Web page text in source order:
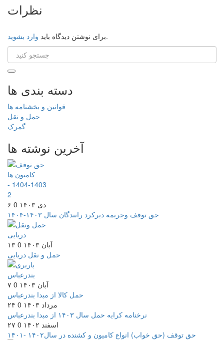
نظرات
برای نوشتن دیدگاه باید وارد بشوید .
دسته بندی ها
قوانین و بخشنامه ها
حمل و نقل
گمرک
آخرین نوشته ها
۶ دی ۱۴۰۳
0
حق توقف وجریمه دیرکرد رانندگان سال ۱۴۰۳-۱۴۰۴
۱۳ آبان ۱۴۰۳
0
حمل و نقل دریایی
۷ آبان ۱۴۰۳
0
حمل کالا از مبدا بندرعباس
۲۴ مرداد ۱۴۰۳
0
نرخنامه کرایه حمل سال ۱۴۰۳ از مبدا بندرعباس
۲۷ اسفند ۱۴۰۲
0
حق توقف (حق خواب) انواع کامیون و کشنده در سال۱۴۰۲ -۱۴۰۱